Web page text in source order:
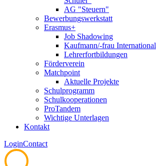
AG "Steuern"
Bewerbungswerkstatt
Erasmus+
Job Shadowing
Kaufmann/-frau International
Lehrerfortbildungen
Förderverein
Matchpoint
Aktuelle Projekte
Schulprogramm
Schulkooperationen
ProTandem
Wichtige Unterlagen
Kontakt
LoginContact